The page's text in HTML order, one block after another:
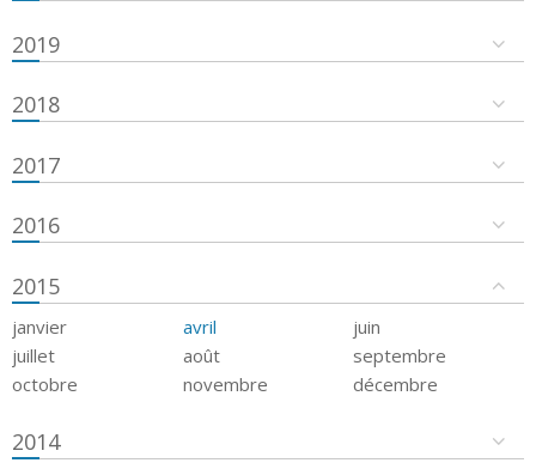
2019
2018
2017
2016
2015
janvier avril
juin
juillet
août
septembre
octobre
novembre décembre
2014